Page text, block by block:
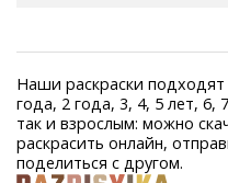
Наши раскраски подходят
года, 2 года, 3, 4, 5 лет, 6,
так и взрослым: можно
раскрасить онлайн,
поделиться с другом.